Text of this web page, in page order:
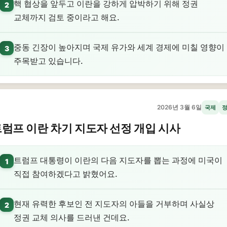
2
핵 협상을 앞두고 이란을 강하게 압박하기 위해 정권
교체까지 검토 중이라고 해요.
3
중동 긴장이 높아지며 국제 유가와 세계 경제에 미칠 영향이
주목받고 있습니다.
2026년 3월 6일 국제
프 이란 차기 지도자 선정 개입 시사
1
트럼프 대통령이 이란의 다음 지도자를 뽑는 과정에 미국이
직접 참여하겠다고 밝혔어요.
2
현재 유력한 후보인 전 지도자의 아들을 거부하며 사실상
정권 교체 의사를 드러낸 건데요.